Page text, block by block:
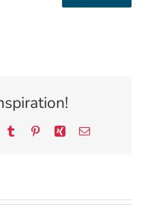
Tumblr PinterestXing E-